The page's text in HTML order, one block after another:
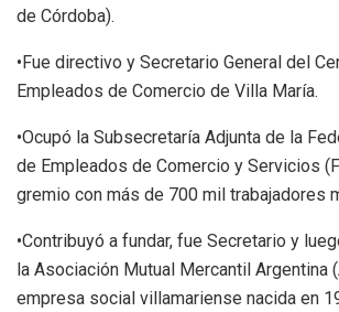
de Córdoba).
•Fue directivo y Secretario General del
Empleados de Comercio de Villa María.
•Ocupó la Subsecretaría Adjunta de la
de Empleados de Comercio y Servicios
gremio con más de 700 mil trabajadores
•Contribuyó a fundar, fue Secretario y
la Asociación Mutual Mercantil Argentina
empresa social villamariense nacida en